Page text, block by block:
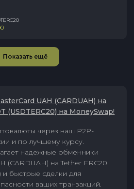
Показать ещё
UAH (CARDUAH) на
(USDTERC20) на MoneySwap!
через наш P2P-
и по лучшему курсу.
надежные обменники
(CARDUAH) на Tether ERC20
и быстрые сделки для
ваших транзакций.